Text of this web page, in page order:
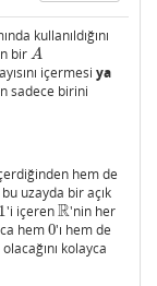
kullanıldığını
birA
A
içermesi ya
sadece birini
hem de
uzayda bir açık
1
1'i içerenR
R 'nin her
hem0
0'ı hem de
kolayca